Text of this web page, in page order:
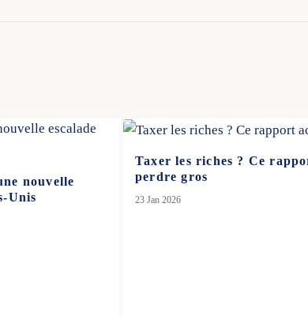
nouvelle
Unis
Taxer les riches ? Ce
perdre gros
23 Jan 2026